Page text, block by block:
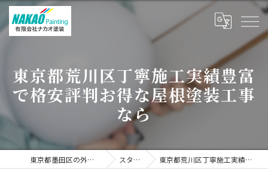
東京都荒川区丁寧施工実績豊富
で格安評判お得な屋根塗装工事
なら
東京都墨田区の外壁塗装なら有限会社ナカオ塗装 スタッフブログ 東京都荒川区丁寧施工実績豊富で格安評判お得な屋根塗装工事なら